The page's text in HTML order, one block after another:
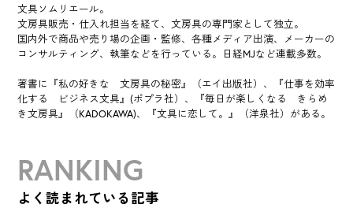
文具ソムリエール。
文房具販売・仕入れ担当を経て、文房具の専門家として独立。
国内外で商品や売り場の企画・監修、各種メディア出演、メーカーの
コンサルティング、執筆などを行っている。日経MJなど連載多数。
著書に『私の好きな 文房具の秘密』（エイ出版社）、『仕事を効率
化する ビジネス文具』(ポプラ社）、『毎日が楽しくなる きらめ
き文房具』（KADOKAWA)、『文具に恋して。』（洋泉社）がある。
RANKING
よく読まれている記事